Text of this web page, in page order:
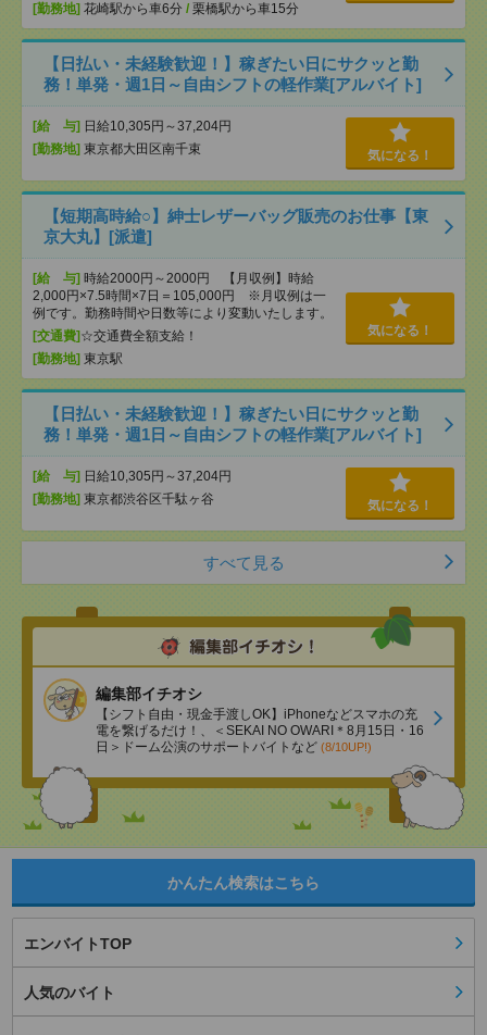
[勤務地] 花崎駅から車6分 / 栗橋駅から車15分
【日払い・未経験歓迎！】稼ぎたい日にサクッと勤
務！単発・週1日～自由シフトの軽作業[アルバイト]
[給 与] 日給10,305円～37,204円
[勤務地] 東京都大田区南千束 気になる！
【短期高時給○】紳士レザーバッグ販売のお仕事【東
京大丸】[派遣]
[給 与] 時給2000円～2000円 【月収例】時給
2,000円×7.5時間×7日＝105,000円 ※月収例は一
例です。勤務時間や日数等により変動いたします。
[交通費] ☆交通費全額支給！
[勤務地] 東京駅
気になる！
【日払い・未経験歓迎！】稼ぎたい日にサクッと勤
務！単発・週1日～自由シフトの軽作業[アルバイト]
[給 与] 日給10,305円～37,204円
[勤務地] 東京都渋谷区千駄ヶ谷 気になる！
すべて見る
編集部イチオシ
【シフト自由・現金手渡しOK】iPhoneなどスマホの充
電を繋げるだけ！、＜SEKAI NO OWARI＊8月15日・16
日＞ドーム公演のサポートバイトなど (8/10UP!)
かんたん検索はこちら
エンバイトTOP
人気のバイト